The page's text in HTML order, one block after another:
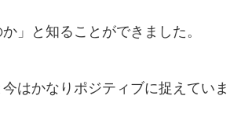
」と知ることができました。
はかなりポジティブに捉えていま